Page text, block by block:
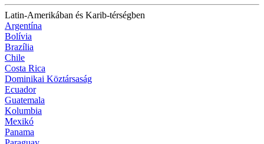
Latin-Amerikában és Karib-térségben
Argentína
Bolívia
Brazília
Chile
Costa Rica
Dominikai Köztársaság
Ecuador
Guatemala
Kolumbia
Mexikó
Panama